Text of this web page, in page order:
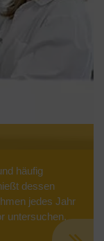
häufig
dessen
jedes Jahr
untersuchen.